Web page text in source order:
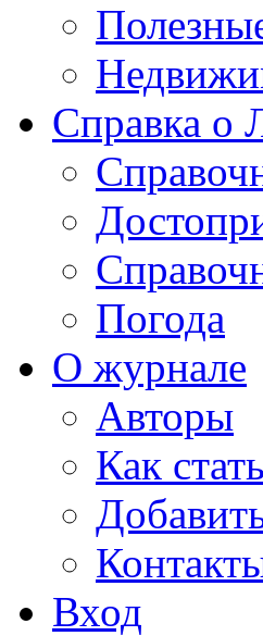
Справка о
Погода
О журнале
Авторы
Как
Вход